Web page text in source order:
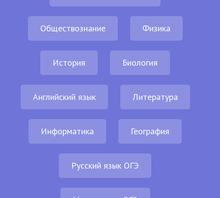
Обществознание Физика
История Биология
Английский язык Литература
Информатика География
Русский язык ОГЭ